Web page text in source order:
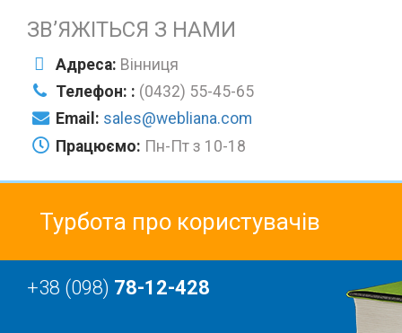
ЗВ’ЯЖІТЬСЯ З НАМИ
Адреса: Вінниця
Телефон: : (0432) 55-45-65
Email: sales@webliana.com
Працюємо: Пн-Пт з 10-18
Турбота про користувачів
+38 (098) 78-12-428